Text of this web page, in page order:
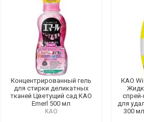
Концентрированный гель
для стирки деликатных
тканей Цветущий сад KAO
Emerl 500 мл
KAO
КАО
для
300